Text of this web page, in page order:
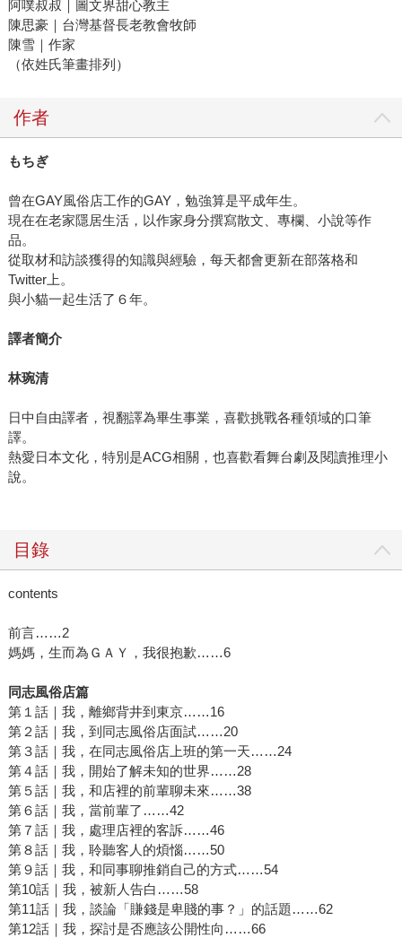
阿噗叔叔｜圖文界甜心教主
陳思豪｜台灣基督長老教會牧師
陳雪｜作家
（依姓氏筆畫排列）
作者
もちぎ
曾在GAY風俗店工作的GAY，勉強算是平成年生。
現在在老家隱居生活，以作家身分撰寫散文、專欄、小說等作
品。
從取材和訪談獲得的知識與經驗，每天都會更新在部落格和
Twitter上。
與小貓一起生活了６年。
譯者簡介
林琬清
日中自由譯者，視翻譯為畢生事業，喜歡挑戰各種領域的口筆
譯。
熱愛日本文化，特別是ACG相關，也喜歡看舞台劇及閱讀推理小
說。
目錄
contents
前言……2
媽媽，生而為ＧＡＹ，我很抱歉……6
同志風俗店篇
第１話｜我，離鄉背井到東京……16
第２話｜我，到同志風俗店面試……20
第３話｜我，在同志風俗店上班的第一天……24
第４話｜我，開始了解未知的世界……28
第５話｜我，和店裡的前輩聊未來……38
第６話｜我，當前輩了……42
第７話｜我，處理店裡的客訴……46
第８話｜我，聆聽客人的煩惱……50
第９話｜我，和同事聊推銷自己的方式……54
第10話｜我，被新人告白……58
第11話｜我，談論「賺錢是卑賤的事？」的話題……62
第12話｜我，探討是否應該公開性向……66